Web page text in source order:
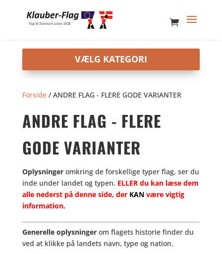
Forside/ ANDRE FLAG - FLERE GODE VARIANTER
ANDRE FLAG - FLERE
GODE VARIANTER
Oplysningeromkring de forskellige typer flag, ser du
inde under landet og typen. ELLER du kan læse dem
alle nederst på denne side, der KANvære vigtig
information.
Generelle oplysningerom flagets historie finder du
ved at klikke på landets navn, type og nation.